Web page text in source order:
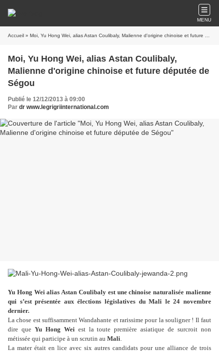
MENU
Accueil » Moi, Yu Hong Wei, alias Astan Coulibaly, Malienne d'origine chinoise et future députée de Ségou
Moi, Yu Hong Wei, alias Astan Coulibaly,
Malienne d'origine chinoise et future députée de
Ségou
Publié le 12/12/2013 à 09:00
Par dr www.legrigriinternational.com
Yu Hong Wei alias Astan Coulibaly est une chinoise naturalisée malienne
qui s’est présentée aux élections législatives du Mali le 24 novembre
dernier.
La chose est suffisamment Wandahante et rarissime pour la souligner ! Il faut
dire que Yu Hong Weiest la toute première asiatique de surcroit non
métissée qui participe à un scrutin au Mali.
La mater était en lice avec six autres candidats pour une alliance de trois